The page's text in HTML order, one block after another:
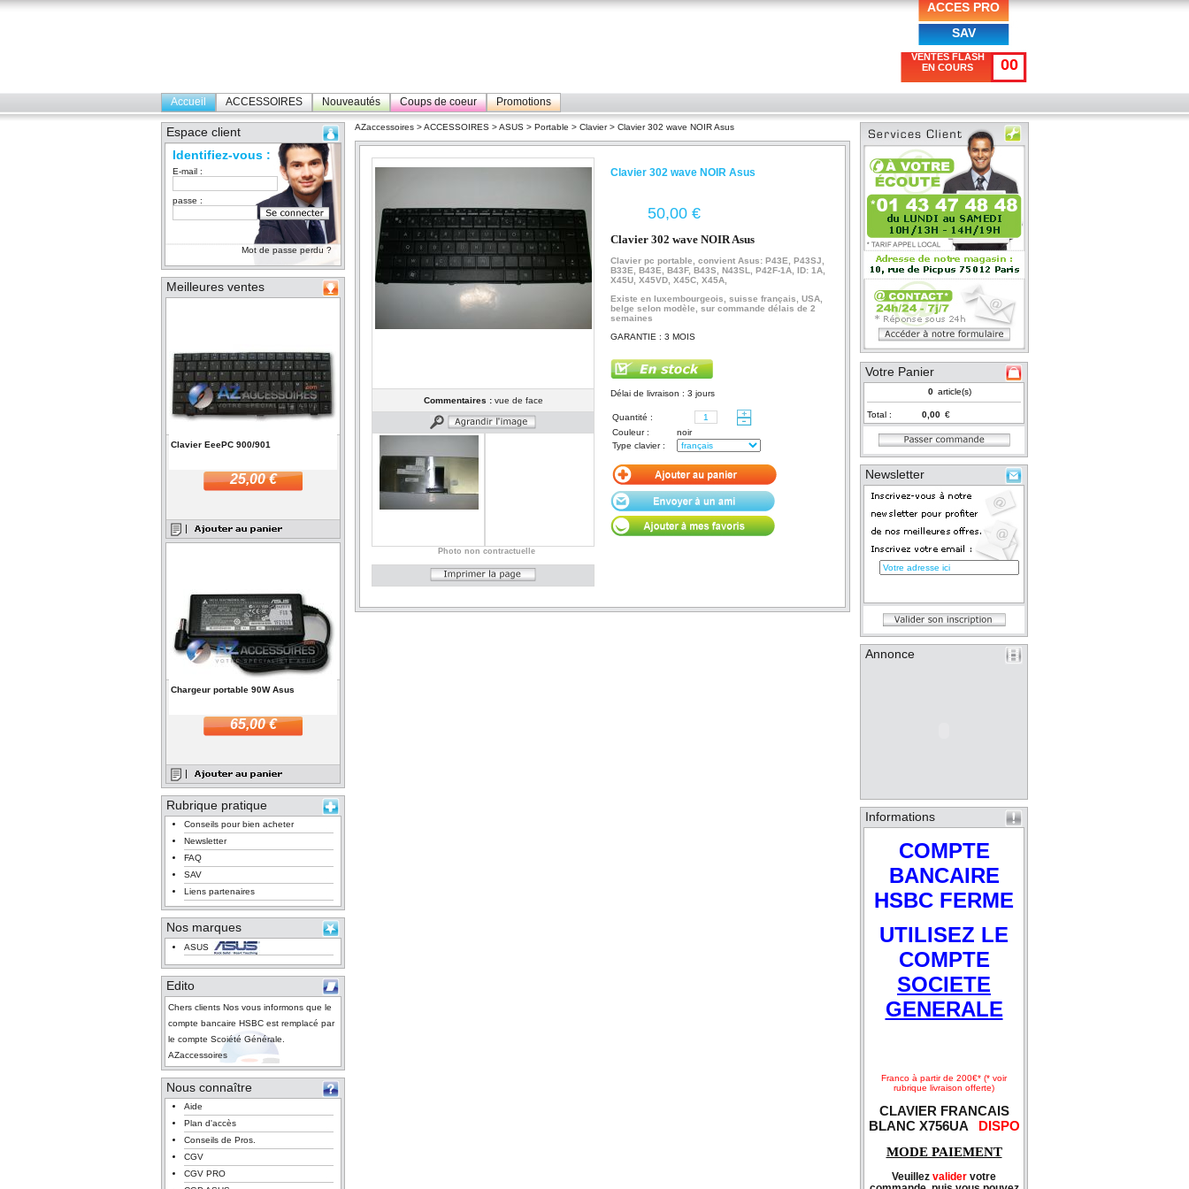
ACCES PRO
SAV
VENTES FLASH
EN COURS
00
Accueil ACCESSOIRES Nouveautés Coups de coeur Promotions
Espace client
Identifiez-vous :
E-mail :
passe :
Mot de passe perdu ?
Meilleures ventes
Clavier EeePC 900/901
25,00 €
Chargeur portable 90W Asus
65,00 €
Rubrique pratique
Conseils pour bien acheter
Newsletter
FAQ
SAV
Liens partenaires
Nos marques
ASUS
Edito
Chers clients Nos vous informons que le
compte bancaire HSBC est remplacé par
le compte Scoiété Générale.
AZaccessoires
Nous connaître
Aide
Plan d'accès
Conseils de Pros.
CGV
CGV PRO
AZaccessoires >ACCESSOIRES >ASUS > Portable > Clavier> Clavier 302 wave NOIR Asus
Commentaires :vue de face
Photo non contractuelle
Clavier 302 wave NOIR Asus
€
Clavier 302 wave NOIR Asus
Clavier pc portable, convient Asus: P43E, P43SJ,
B33E, B43E, B43F, B43S, N43SL, P42F-1A, ID: 1A,
X45U, X45VD, X45C, X45A,
Existe en luxembourgeois, suisse français, USA,
belge selon modèle, sur commande délais de 2
semaines
GARANTIE : 3 MOIS
Délai de livraison : 3 jours
Quantité :
Couleur :
noir
Type clavier :
Votre Panier
article(s)
Total : €
Newsletter
Annonce
Informations
COMPTE
BANCAIRE
HSBC FERME
UTILISEZ LE
COMPTE
SOCIETE
GENERALE
Franco à partir de 200€* (* voir
rubrique livraison offerte)
CLAVIER FRANCAIS
BLANC X756UA DISPO
MODE PAIEMENT
Veuillez valider votre